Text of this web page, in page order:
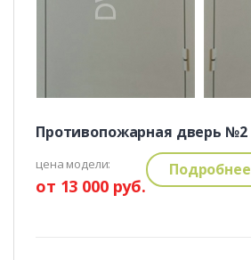
Противопожарная дверь №2
цена модели:
от 13 000 руб.
Подробнее